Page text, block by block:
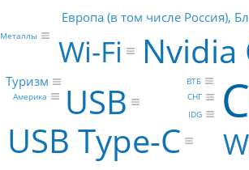
Nvidia
USB
USB Type-C
Wi-Fi
Европа (в том числе Россия),
Туризм
ВТБ
Америка СНГ
Металлы
IDG